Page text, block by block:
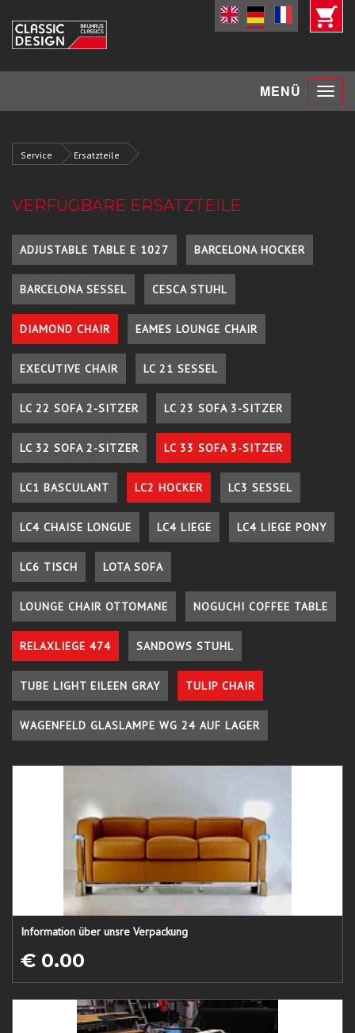
MENÜ Toggle
Service Ersatzteile
VERFÜGBARE ERSATZTEILE
ADJUSTABLE TABLE E 1027 BARCELONA HOCKER
BARCELONA SESSEL CESCA STUHL
DIAMOND CHAIR EAMES LOUNGE CHAIR
EXECUTIVE CHAIR LC 21 SESSEL
LC 22 SOFA 2-SITZER LC 23 SOFA 3-SITZER
LC 32 SOFA 2-SITZER LC 33 SOFA 3-SITZER
LC1 BASCULANT LC2 HOCKER LC3 SESSEL
LC4 CHAISE LONGUE LC4 LIEGE LC4 LIEGE PONY
LC6 TISCH LOTA SOFA
LOUNGE CHAIR OTTOMANE NOGUCHI COFFEE TABLE
RELAXLIEGE 474 SANDOWS STUHL
TUBE LIGHT EILEEN GRAY TULIP CHAIR
WAGENFELD GLASLAMPE WG 24 AUF LAGER
Information über unsre Verpackung
€ 0.00